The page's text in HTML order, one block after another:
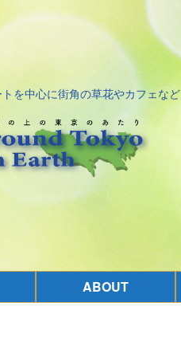
を中心に街角の草花やカフェなど
ABOUT